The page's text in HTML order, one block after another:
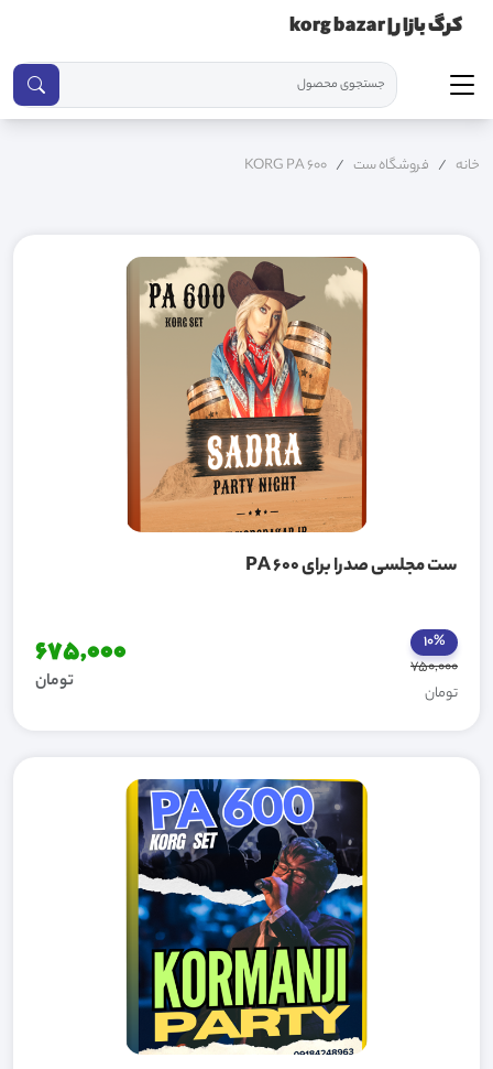
کرگ بازار | korg bazar
خانه فروشگاه ست KORG PA 600
ست مجلسی صدرا برای PA 600
10%
750,000
تومان
675,000
تومان